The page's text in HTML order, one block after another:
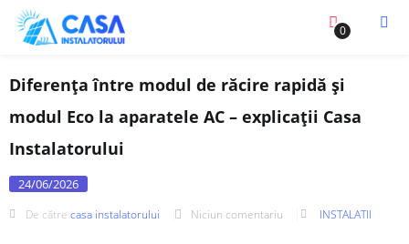
0
Diferența între modul de răcire rapidă și
modul Eco la aparatele AC – explicații Casa
Instalatorului
24/06/2026
De către casa instalatorului Niciun comentariu INSTALATII